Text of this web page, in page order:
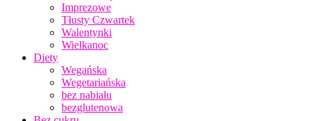
Imprezowe
Tłusty Czwartek
Walentynki
Wielkanoc
Diety
Wegańska
Wegetariańska
bez nabiału
bezglutenowa